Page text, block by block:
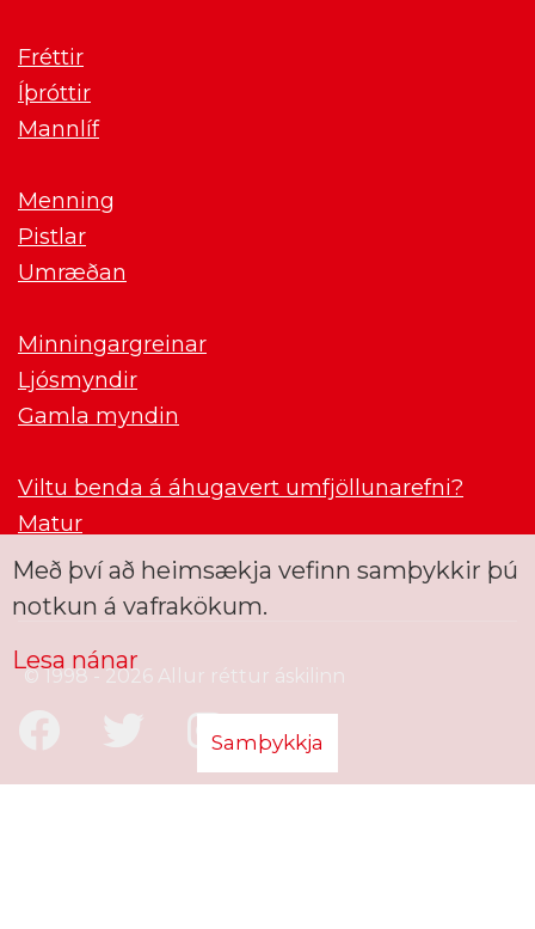
Fréttir
Íþróttir
Mannlíf
Menning
Pistlar
Umræðan
Minningargreinar
Ljósmyndir
Gamla myndin
Viltu benda á áhugavert umfjöllunarefni?
Matur
© 1998 - 2026 Allur réttur áskilinn
Með því að heimsækja vefinn samþykkir þú
notkun á vafrakökum.
Lesa nánar
Samþykkja